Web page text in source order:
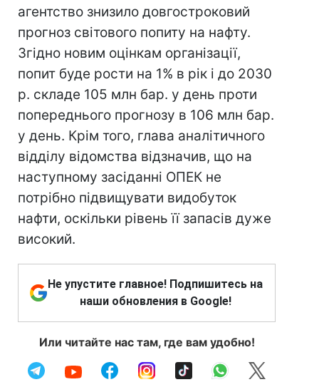
агентство знизило довгостроковий
прогноз світового попиту на нафту.
Згідно новим оцінкам організації,
попит буде рости на 1% в рік і до 2030
р. складе 105 млн бар. у день проти
попереднього прогнозу в 106 млн бар.
у день. Крім того, глава аналітичного
відділу відомства відзначив, що на
наступному засіданні ОПЕК не
потрібно підвищувати видобуток
нафти, оскільки рівень її запасів дуже
високий.
Не упустите главное! Подпишитесь на
наши обновления в Google!
Или читайте нас там, где вам удобно!